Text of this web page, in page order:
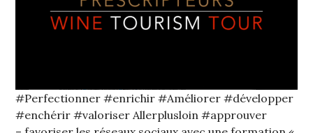
#Perfectionner #enrichir #Améliorer #développer
#enchérir #valoriser Allerplusloin #approuver